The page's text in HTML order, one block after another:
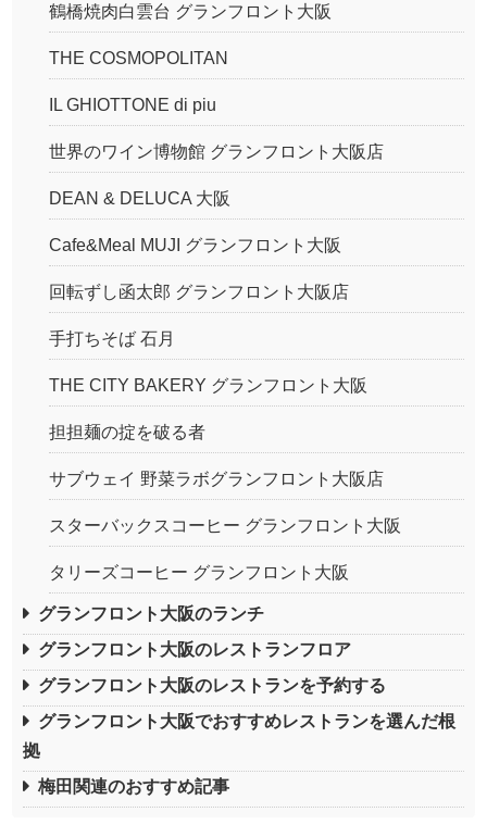
鶴橋焼肉白雲台 グランフロント大阪
THE COSMOPOLITAN
IL GHIOTTONE di piu
世界のワイン博物館 グランフロント大阪店
DEAN & DELUCA 大阪
Cafe&Meal MUJI グランフロント大阪
回転ずし函太郎 グランフロント大阪店
手打ちそば 石月
THE CITY BAKERY グランフロント大阪
担担麺の掟を破る者
サブウェイ 野菜ラボグランフロント大阪店
スターバックスコーヒー グランフロント大阪
タリーズコーヒー グランフロント大阪
グランフロント大阪のランチ
グランフロント大阪のレストランフロア
グランフロント大阪のレストランを予約する
グランフロント大阪でおすすめレストランを選んだ根
拠
梅田関連のおすすめ記事